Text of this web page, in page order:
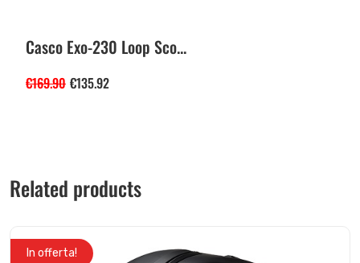
Casco Exo-230 Loop Sco...
€169.90 €135.92
Related products
In offerta!